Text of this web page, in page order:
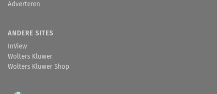
Adverteren
ANDERE SITES
InView
Wolters Kluwer
Wolters Kluwer Shop